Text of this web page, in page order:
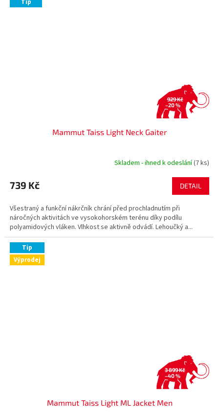
Tip
929 Kč
–20 %
Mammut Taiss Light Neck Gaiter
Skladem - ihned k odeslání(7 ks)
739 Kč DETAIL
Všestraný a funkční nákrčník chrání před prochladnutím při
náročných aktivitách ve vysokohorském terénu díky podílu
polyamidových vláken. Vlhkost se aktivně odvádí. Lehoučký a...
Tip
Výprodej
3 899 Kč
–40 %
Mammut Taiss Light ML Jacket Men